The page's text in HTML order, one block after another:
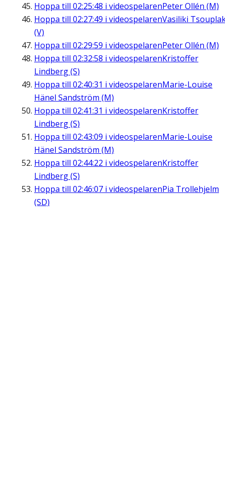
Hoppa till 02:25:48 i videospelarenPeter Ollén (M)
Hoppa till 02:27:49 i videospelarenVasiliki
(V)
Hoppa till 02:29:59 i videospelarenPeter Ollén (M)
Hoppa till 02:32:58 i videospelarenKristoffer
Lindberg (S)
Hoppa till 02:40:31 i videospelarenMarie-Louise
Hänel Sandström (M)
Hoppa till 02:41:31 i videospelarenKristoffer
Lindberg (S)
Hoppa till 02:43:09 i videospelarenMarie-Louise
Hänel Sandström (M)
Hoppa till 02:44:22 i videospelarenKristoffer
Lindberg (S)
Hoppa till 02:46:07 i videospelarenPia Trollehjelm
(SD)